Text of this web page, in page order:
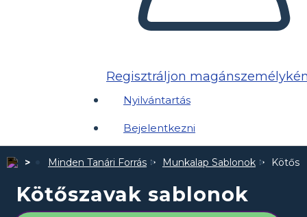
Regisztráljon
Nyilvántartás
Bejelentkezni
Minden Tanári Forrás Munkalap Sablonok
Kötőszavak sablonok